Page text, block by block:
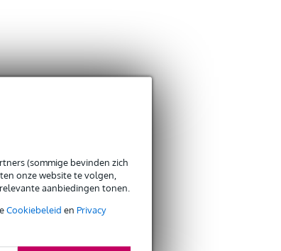
(sommige bevinden zich
onze website te volgen,
aanbiedingen tonen.
Cookiebeleid en Privacy